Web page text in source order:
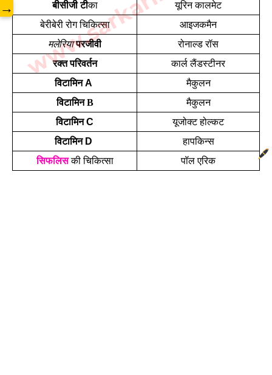
बीसीजी टीका
यूरिन कालमेट
बेरीबेरी रोग चिकित्सा
आइजकमैन
मलेरिया परजीवी
रोनाल्ड रॉस
रक्त परिवर्तन
कार्ल लैंडस्टीनर
विटामिन A
मैकुलन
विटामिन B
मैकुलन
विटामिन C
यूजोक्ट होल्कट
विटामिन D
हापकिन्स
सिफलिस की चिकित्सा पॉल एरिक
→